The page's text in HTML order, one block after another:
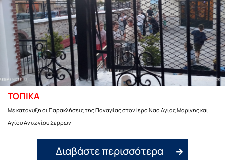
ΤΟΠΙΚΑ
Με κατάνυξη οι Παρακλήσεις της Παναγίας στον Ιερό Ναό Αγίας Μαρίνης και
Αγίου Αντωνίου Σερρών
Διαβάστε περισσότερα